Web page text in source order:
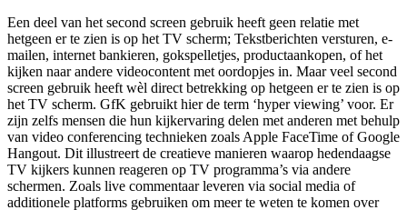
Een deel van het second screen gebruik heeft geen relatie met
hetgeen er te zien is op het TV scherm; Tekstberichten versturen, e-
mailen, internet bankieren, gokspelletjes, productaankopen, of het
kijken naar andere videocontent met oordopjes in. Maar veel second
screen gebruik heeft wèl direct betrekking op hetgeen er te zien is op
het TV scherm. GfK gebruikt hier de term ‘hyper viewing’ voor. Er
zijn zelfs mensen die hun kijkervaring delen met anderen met behulp
van video conferencing technieken zoals Apple FaceTime of Google
Hangout. Dit illustreert de creatieve manieren waarop hedendaagse
TV kijkers kunnen reageren op TV programma’s via andere
schermen. Zoals live commentaar leveren via social media of
additionele platforms gebruiken om meer te weten te komen over